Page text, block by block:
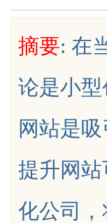
uz
摘要: 在
论是小
网站是
提升网
化公司